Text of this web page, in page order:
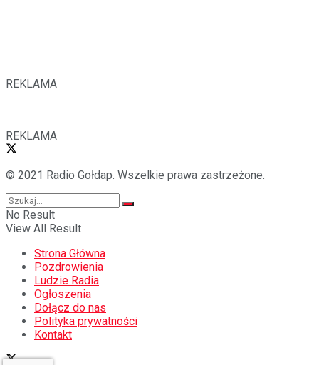
REKLAMA
REKLAMA
© 2021 Radio Gołdap. Wszelkie prawa zastrzeżone.
No Result
View All Result
Strona Główna
Pozdrowienia
Ludzie Radia
Ogłoszenia
Dołącz do nas
Polityka prywatności
Kontakt